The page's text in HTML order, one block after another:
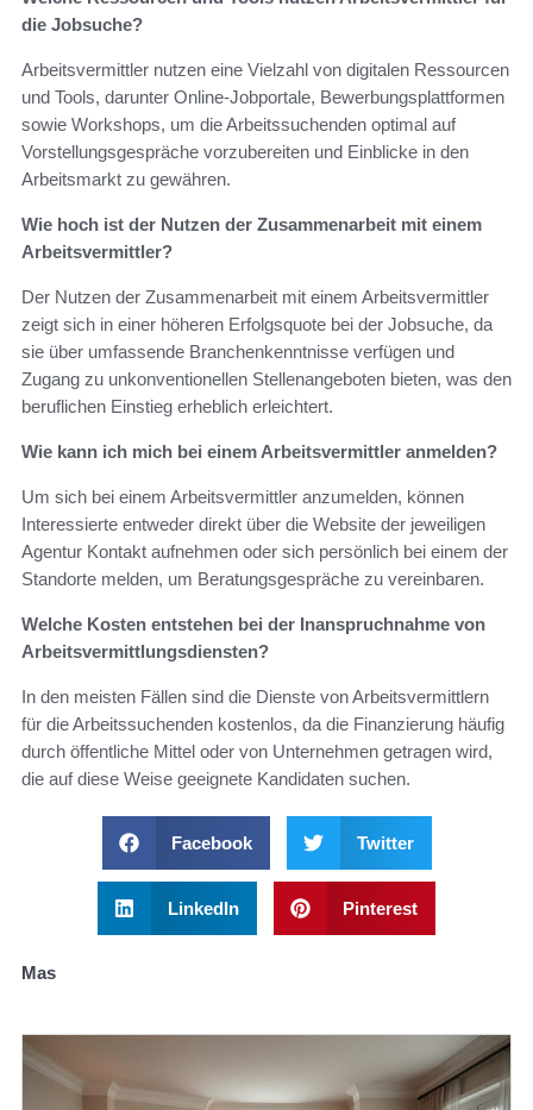
die Jobsuche?
Arbeitsvermittler nutzen eine Vielzahl von digitalen Ressourcen
und Tools, darunter Online-Jobportale, Bewerbungsplattformen
sowie Workshops, um die Arbeitssuchenden optimal auf
Vorstellungsgespräche vorzubereiten und Einblicke in den
Arbeitsmarkt zu gewähren.
Wie hoch ist der Nutzen der Zusammenarbeit mit einem
Arbeitsvermittler?
Der Nutzen der Zusammenarbeit mit einem Arbeitsvermittler
zeigt sich in einer höheren Erfolgsquote bei der Jobsuche, da
sie über umfassende Branchenkenntnisse verfügen und
Zugang zu unkonventionellen Stellenangeboten bieten, was den
beruflichen Einstieg erheblich erleichtert.
Wie kann ich mich bei einem Arbeitsvermittler anmelden?
Um sich bei einem Arbeitsvermittler anzumelden, können
Interessierte entweder direkt über die Website der jeweiligen
Agentur Kontakt aufnehmen oder sich persönlich bei einem der
Standorte melden, um Beratungsgespräche zu vereinbaren.
Welche Kosten entstehen bei der Inanspruchnahme von
Arbeitsvermittlungsdiensten?
In den meisten Fällen sind die Dienste von Arbeitsvermittlern
für die Arbeitssuchenden kostenlos, da die Finanzierung häufig
durch öffentliche Mittel oder von Unternehmen getragen wird,
die auf diese Weise geeignete Kandidaten suchen.
Facebook Twitter
LinkedIn Pinterest
Mas